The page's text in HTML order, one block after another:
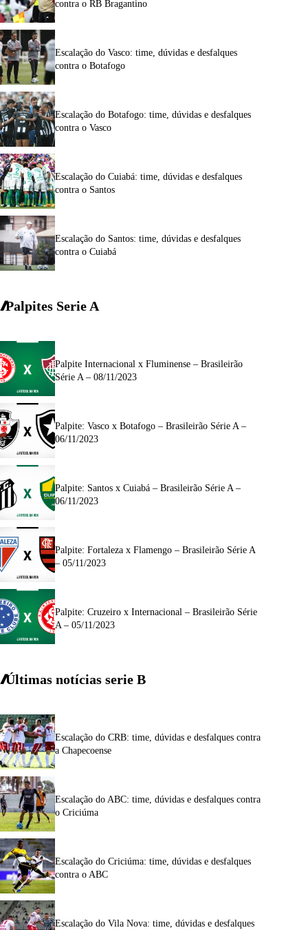
contra o RB Bragantino
Escalação do Vasco: time, dúvidas e desfalques
contra o Botafogo
Escalação do Botafogo: time, dúvidas e desfalques
contra o Vasco
Escalação do Cuiabá: time, dúvidas e desfalques
contra o Santos
Escalação do Santos: time, dúvidas e desfalques
contra o Cuiabá
Palpites Serie A
Palpite Internacional x Fluminense – Brasileirão
Série A – 08/11/2023
Palpite: Vasco x Botafogo – Brasileirão Série A –
06/11/2023
Palpite: Santos x Cuiabá – Brasileirão Série A –
06/11/2023
Palpite: Fortaleza x Flamengo – Brasileirão Série A
– 05/11/2023
Palpite: Cruzeiro x Internacional – Brasileirão Série
A – 05/11/2023
Últimas notícias serie B
Escalação do CRB: time, dúvidas e desfalques contra
a Chapecoense
Escalação do ABC: time, dúvidas e desfalques contra
o Criciúma
Escalação do Criciúma: time, dúvidas e desfalques
contra o ABC
Escalação do Vila Nova: time, dúvidas e desfalques